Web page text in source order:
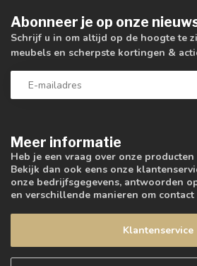
Meer informatie
Heb je een vraag over onze
Bekijk dan ook eens onze
onze bedrijfsgegevens, antwoorden
en verschillende manieren om
Klantenservice
Abonneer je op onze
Schrijf u in om altijd op de hoogte te
meubels en scherpste kortingen &